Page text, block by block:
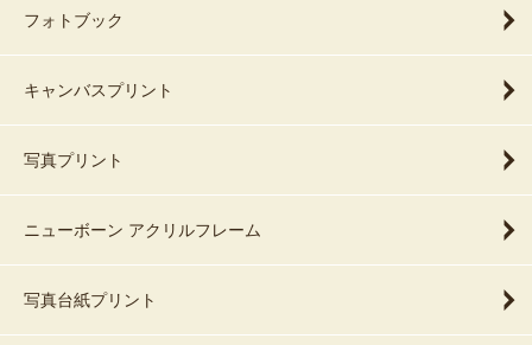
フォトブック
キャンバスプリント
写真プリント
ニューボーン アクリルフレーム
写真台紙プリント